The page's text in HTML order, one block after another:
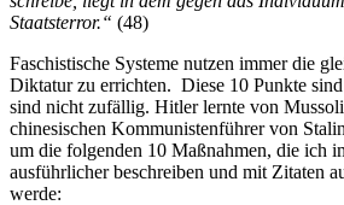
Staatsterror.“ (48)
Faschistische Systeme nutzen immer die
Diktatur zu errichten. Diese 10 Punkte
sind nicht zufällig. Hitler lernte von
chinesischen Kommunistenführer von
um die folgenden 10 Maßnahmen, die ich
ausführlicher beschreiben und mit Zitaten
werde: